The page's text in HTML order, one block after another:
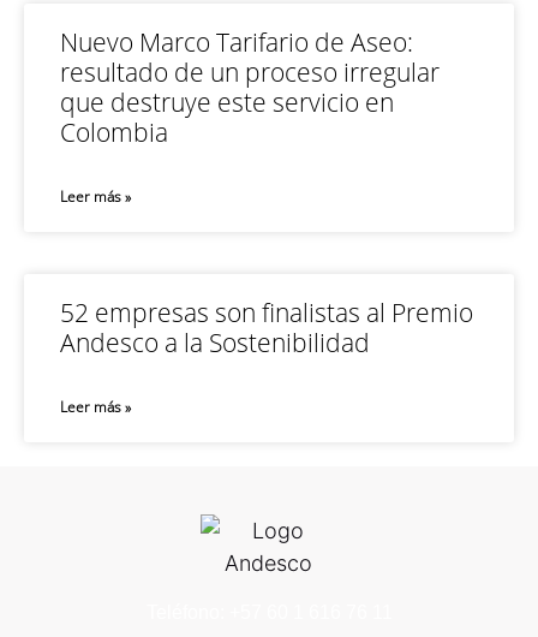
Nuevo Marco Tarifario de Aseo:
resultado de un proceso irregular
que destruye este servicio en
Colombia
Leer más »
52 empresas son finalistas al Premio
Andesco a la Sostenibilidad
Leer más »